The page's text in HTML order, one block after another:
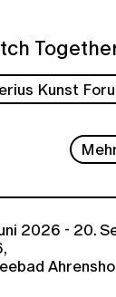
Kunst
2026 - 20.